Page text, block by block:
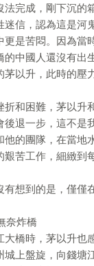
法完成，剛下沉的
迷信，認為這是河
更是苦悶。因為當
的中國人還沒有出
茅以升，此時的壓
折和困難，茅以升
後退一步，這不
他的團隊，在當地
艱苦工作，細緻到
有想到的是，僅僅
奈炸橋
大橋時，茅以升也
城上盤旋，向錢塘